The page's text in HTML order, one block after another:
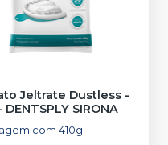
Jeltrate Dustless -
DENTSPLY SIRONA
com 410g.